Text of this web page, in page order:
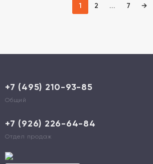
1 2 ... 7 →
+7 (495) 210-93-85
Общий
+7 (926) 226-64-84
Отдел продаж